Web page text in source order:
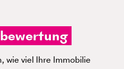
wie viel Ihre Immobilie